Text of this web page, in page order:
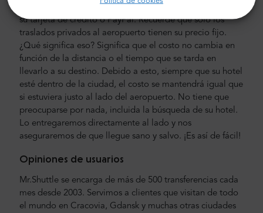
su tarjeta de crédito o PayPal. Recuerde que solo los
traslados privados al aeropuerto tienen su precio fijo.
¿Qué significa eso? Significa que el costo no cambia en
función de la distancia o el tiempo que se tarda en
llevarlo a su destino. Debido a esto, siempre que su hotel
esté dentro de la ciudad, el costo se mantendrá igual que
si estuviera justo al lado del aeropuerto. No tiene que
preocuparse por nada, incluida la búsqueda de su hotel.
Lo entregaremos directamente al lado y nos
aseguraremos de que llegue sano y salvo. ¡Es así de fácil!
Opiniones de usuarios
Mr.Shuttle se encarga de más de 500 transferencias cada
mes desde 2003. Servimos a clientes que visitan de todo
el mundo en Cracovia, Gdansk y muchas otras ciudades